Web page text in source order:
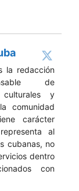
la redacción
de
culturales y
comunidad
carácter
al
cubanas, no
dentro
con